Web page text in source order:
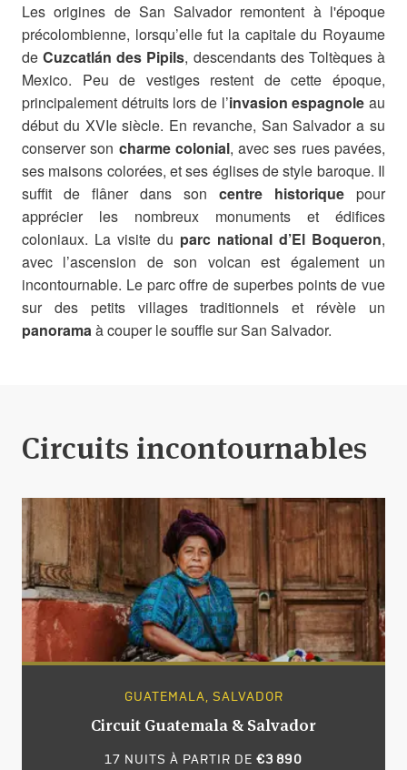
Les origines de San Salvador remontent à l'époque
précolombienne, lorsqu’elle fut la capitale du Royaume
deCuzcatlán des Pipils, descendants des Toltèques à
Mexico. Peu de vestiges restent de cette époque,
principalement détruits lors de l’invasion espagnole au
début du XVIe siècle. En revanche, San Salvador a su
conserver son charme colonial, avec ses rues pavées,
ses maisons colorées, et ses églises de style baroque. Il
suffit de flâner dans son centre historique pour
apprécier les nombreux monuments et édifices
coloniaux. La visite du parc national d’El Boqueron,
avec l’ascension de son volcan est également un
incontournable. Le parc offre de superbes points de vue
sur des petits villages traditionnels et révèle un
panoramaà couper le souffle sur San Salvador.
Circuits incontournables
GUATEMALA, SALVADOR
Circuit Guatemala & Salvador
17 NUITS À PARTIR DE €3 890